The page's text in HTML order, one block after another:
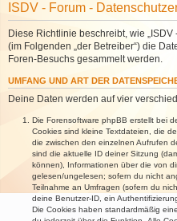
ISDV - Forum -
Diese Richtlinie beschreibt, wie „ISDV
(im Folgenden „der Betreiber“) die
Foren-Besuchs gesammelt werden.
UMFANG UND ART DER
Deine Daten werden auf vier
Die Forensoftware phpBB erstellt bei
Cookies sind kleine Textdateien, die
die zwischen den einzelnen Aufrufen
sind die aktuelle ID deiner Sitzung
können), Informationen über die von
gelesen/ungelesen; sofern du nicht
Teilnahme an Umfragen (sofern du
deine Benutzer-ID, ein
Die Cookies haben standardmäßig